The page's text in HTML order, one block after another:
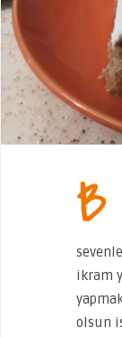
B
ikram
olsun